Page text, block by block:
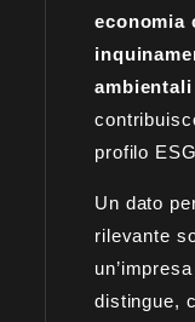
economia
profilo
Un dato
rilevante
distingue,